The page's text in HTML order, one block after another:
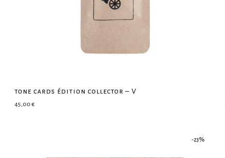
tone cards édition collector – V
45,00 €
-23%